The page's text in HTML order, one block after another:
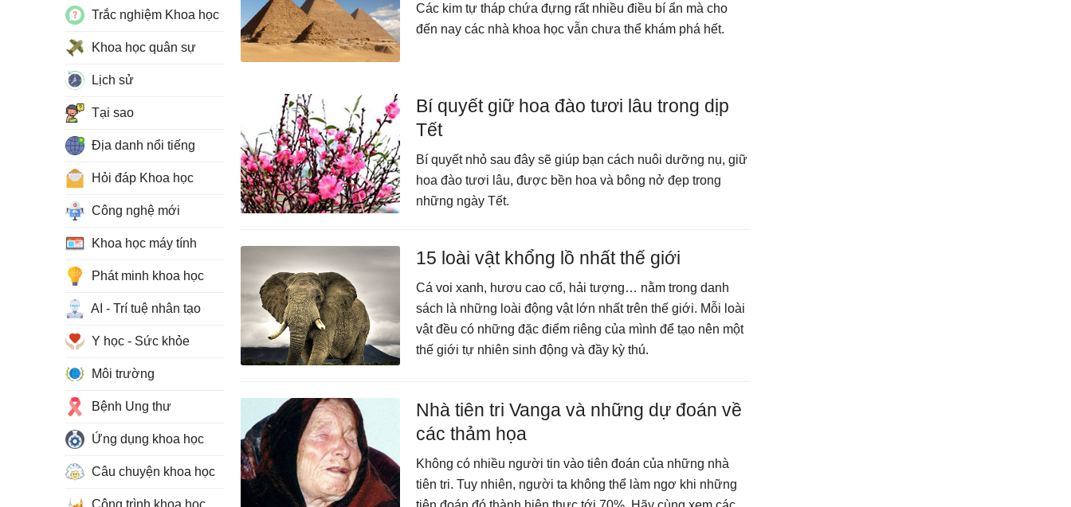
Các kim tự tháp chứa đựng rất nhiều điều bí ẩn mà cho
đến nay các nhà khoa học vẫn chưa thể khám phá hết.
Bí quyết giữ hoa đào tươi lâu trong dịp
Tết
Bí quyết nhỏ sau đây sẽ giúp bạn cách nuôi dưỡng nụ, giữ
hoa đào tươi lâu, được bền hoa và bông nở đẹp trong
những ngày Tết.
15 loài vật khổng lồ nhất thế giới
Cá voi xanh, hươu cao cổ, hải tượng… nằm trong danh
sách là những loài động vật lớn nhất trên thế giới. Mỗi loài
vật đều có những đặc điểm riêng của mình để tạo nên một
thế giới tự nhiên sinh động và đầy kỳ thú.
Nhà tiên tri Vanga và những dự đoán về
các thảm họa
Không có nhiều người tin vào tiên đoán của những nhà
tiên tri. Tuy nhiên, người ta không thể làm ngơ khi những
Trắc nghiệm Khoa học
Khoa học quân sự
Lịch sử
Tại sao
Địa danh nổi tiếng
Hỏi đáp Khoa học
Công nghệ mới
Khoa học máy tính
Phát minh khoa học
AI - Trí tuệ nhân tạo
Y học - Sức khỏe
Môi trường
Bệnh Ung thư
Ứng dụng khoa học
Câu chuyện khoa học
Công trình khoa học